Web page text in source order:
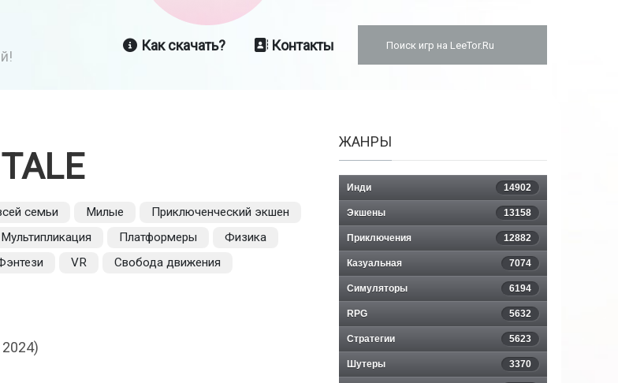
Как скачать? Контакты
семьи Милые
Приключенческий экшен
Мультипликация Платформеры
Физика
VR Свобода движения
ЖАНРЫ
Инди 14902
Экшены 13158
Приключения 12882
Казуальная 7074
Симуляторы 6194
RPG 5632
Стратегии 5623
Шутеры 3370